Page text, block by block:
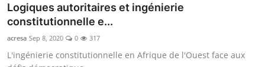
Logiques autoritaires et ingénierie
constitutionnelle e...
acresa Sep 8, 2020 0 317
L'ingénierie constitutionnelle en Afrique de l'Ouest face aux